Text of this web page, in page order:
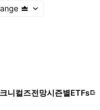
니컬즈전망시즌별ETFs더